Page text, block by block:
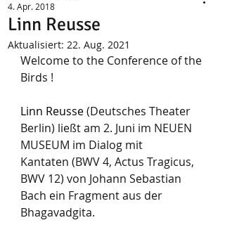
Linn Reusse
4. Apr. 2018
Aktualisiert: 22. Aug. 2021
Welcome to the Conference of the
Birds !
Linn Reusse (Deutsches Theater
Berlin) ließt am 2. Juni im NEUEN
MUSEUM im Dialog mit
Kantaten (BWV 4, Actus Tragicus,
BWV 12) von Johann Sebastian
Bach ein Fragment aus der
Bhagavadgita.